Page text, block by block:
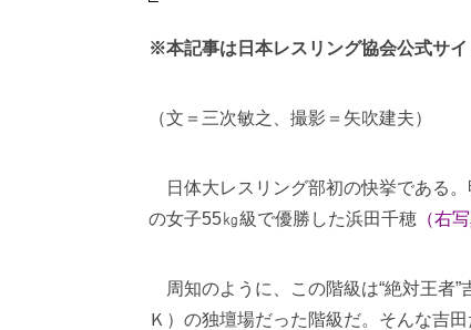
※本記事は日本レスリング協会公式サイ
（文＝三次敏之、撮影＝矢吹建夫）
日体大レスリング部初の快挙である
の女子55㎏級で優勝した浜田千穂 （右
周知のように、この階級は“絶対王者”
Ｋ）の独壇場だった階級だ。そんな吉